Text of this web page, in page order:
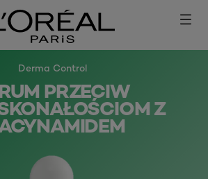
Derma Control
PRZECIW
Z